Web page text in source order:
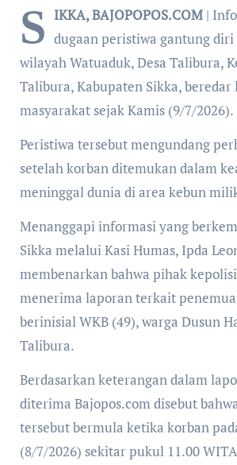
S IKKA, BAJOPOPOS.COM |
dugaan peristiwa gantung
wilayah Watuaduk, Desa Talibura,
Talibura, Kabupaten Sikka, beredar
masyarakat sejak Kamis (9/7/2026).
Peristiwa tersebut mengundang
setelah korban ditemukan dalam
meninggal dunia di area kebun
Menanggapi informasi yang
Sikka melalui Kasi Humas, Ipda
membenarkan bahwa pihak
menerima laporan terkait
berinisial WKB (49), warga Dusun
Talibura.
Berdasarkan keterangan dalam
diterima Bajopos.com disebut
tersebut bermula ketika korban
(8/7/2026) sekitar pukul 11.00